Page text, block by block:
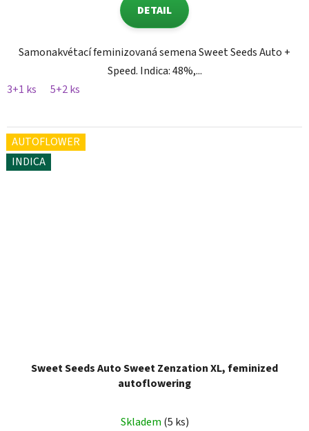
DETAIL
Samonakvétací feminizovaná semena Sweet Seeds Auto +
Speed. Indica: 48%,...
3+1 ks
5+2 ks
AUTOFLOWER
INDICA
Sweet Seeds Auto Sweet Zenzation XL, feminized
autoflowering
Skladem (5 ks)